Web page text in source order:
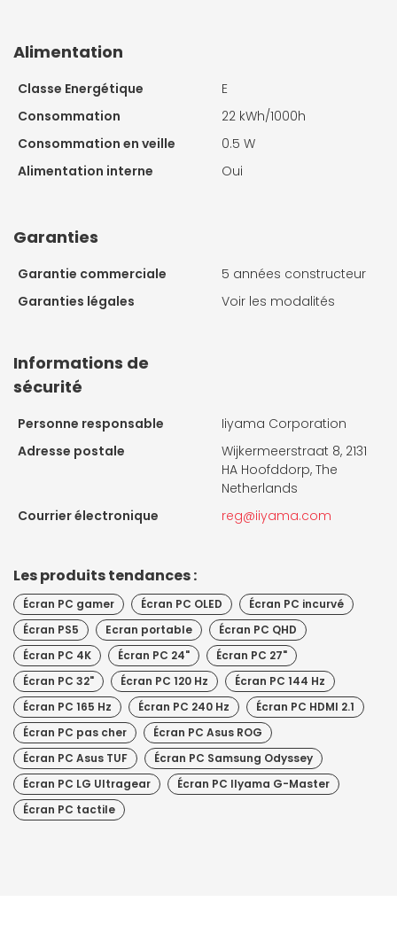
Alimentation
Classe Energétique
E
Consommation
22 kWh/1000h
Consommation en veille
0.5 W
Alimentation interne
Oui
Garanties
Garantie commerciale
5 années constructeur
Garanties légales
Voir les modalités
Informations de
sécurité
Personne responsable
Iiyama Corporation
Adresse postale
Wijkermeerstraat 8, 2131
HA Hoofddorp, The
Netherlands
Courrier électronique
reg@iiyama.com
Les produits tendances :
Écran PC gamer Écran PC OLED
Écran PC incurvé
Écran PS5
Ecran portable
Écran PC QHD
Écran PC 4K
Écran PC 24"
Écran PC 27"
Écran PC 32"
Écran PC 120 Hz
Écran PC 144 Hz
Écran PC 165 Hz
Écran PC 240 Hz
Écran PC HDMI 2.1
Écran PC pas cher
Écran PC Asus ROG
Écran PC Asus TUF
Écran PC Samsung Odyssey
Écran PC LG Ultragear
Écran PC IIyama G-Master
Écran PC tactile